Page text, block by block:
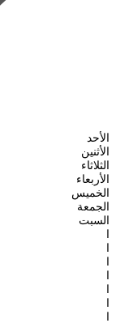
الأحد
الأثنين
الثلاثاء
الأربعاء
الخميس
الجمعة
السبت